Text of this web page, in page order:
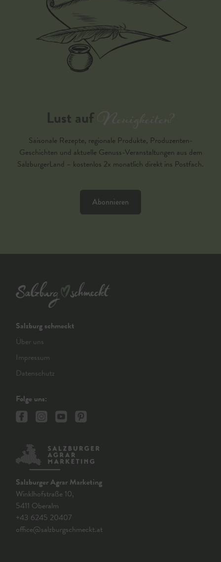
Lust aufNeuigkeiten?
Saisonale Rezepte, regionale Produkte, Produzenten-
Geschichten und aktuelle Genuss-Veranstaltungen aus dem
SalzburgerLand – kostenlos 2x monatlich direkt ins Postfach.
Abonnieren
Salzburg schmeckt
Über uns
Impressum
Datenschutz
Folge uns:
Salzburger Agrar Marketing
Winklhofstraße 10,
5411 Oberalm
+43 6245 20407
office@salzburgschmeckt.at